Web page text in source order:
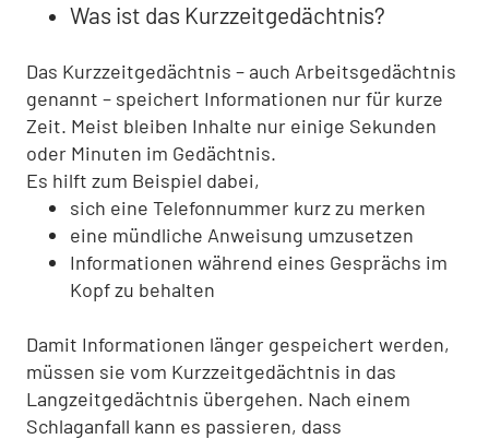
Was ist das Kurzzeitgedächtnis?
Das Kurzzeitgedächtnis – auch Arbeitsgedächtnis
genannt – speichert Informationen nur für kurze
Zeit. Meist bleiben Inhalte nur einige Sekunden
oder Minuten im Gedächtnis.
Es hilft zum Beispiel dabei,
sich eine Telefonnummer kurz zu merken
eine mündliche Anweisung umzusetzen
Informationen während eines Gesprächs im
Kopf zu behalten
Damit Informationen länger gespeichert werden,
müssen sie vom Kurzzeitgedächtnis in das
Langzeitgedächtnis übergehen. Nach einem
Schlaganfall kann es passieren, dass